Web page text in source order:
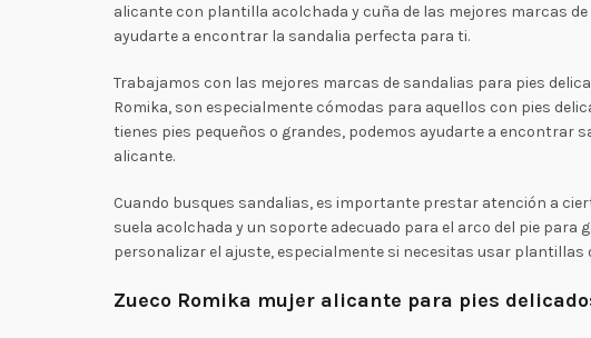
alicante con plantilla acolchada y cuña de las mejores marcas
ayudarte a encontrar la sandalia perfecta para ti.
Trabajamos con las mejores marcas de sandalias para pies
Romika, son especialmente cómodas para aquellos con pies
tienes pies pequeños o grandes, podemos ayudarte a
alicante.
Cuando busques sandalias, es importante prestar atención a
suela acolchada y un soporte adecuado para el arco del pie
personalizar el ajuste, especialmente si necesitas usar
Zueco Romika mujer alicante para pies